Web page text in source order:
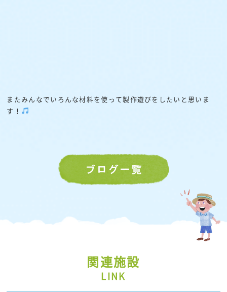
またみんなでいろんな材料を使って製作遊びをしたいと思いま
す！
関連施設
LINK